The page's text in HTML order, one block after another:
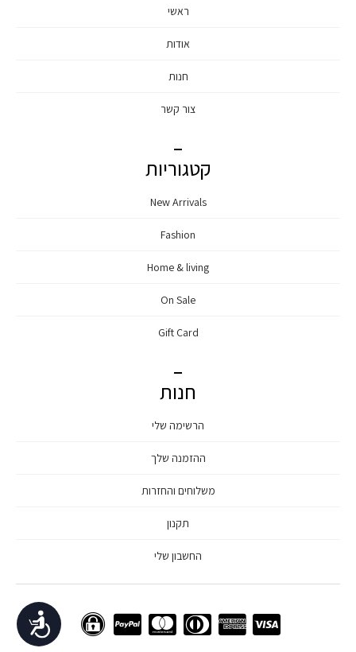
נגישות
ראשי
אודות
חנות
צור קשר
קטגוריות
New Arrivals
Fashion
Home & living
On Sale
Gift Card
חנות
הרשימה שלי
ההזמנה שלך
משלוחים והחזרות
תקנון
החשבון שלי